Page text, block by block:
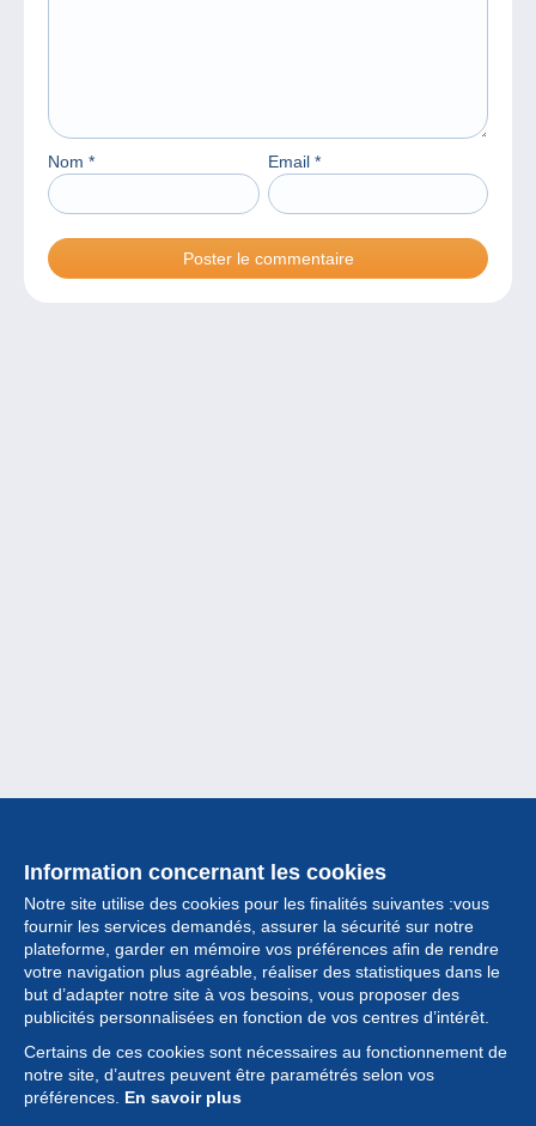
Nom * Email *
Information concernant les cookies
Notre site utilise des cookies pour les finalités suivantes :vous
fournir les services demandés, assurer la sécurité sur notre
plateforme, garder en mémoire vos préférences afin de rendre
votre navigation plus agréable, réaliser des statistiques dans le
but d’adapter notre site à vos besoins, vous proposer des
publicités personnalisées en fonction de vos centres d’intérêt.
Certains de ces cookies sont nécessaires au fonctionnement de
notre site, d’autres peuvent être paramétrés selon vos
préférences. En savoir plus
Collection
Actualités
Fonctionnalités